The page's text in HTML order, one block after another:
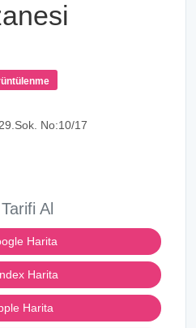
No:10/17
Al
Harita
Harita
Harita